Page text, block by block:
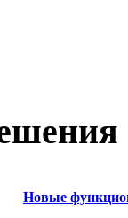
Новые